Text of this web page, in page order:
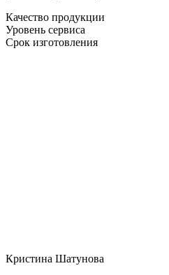
Качество продукции
Уровень сервиса
Срок изготовления
Кристина Шатунова